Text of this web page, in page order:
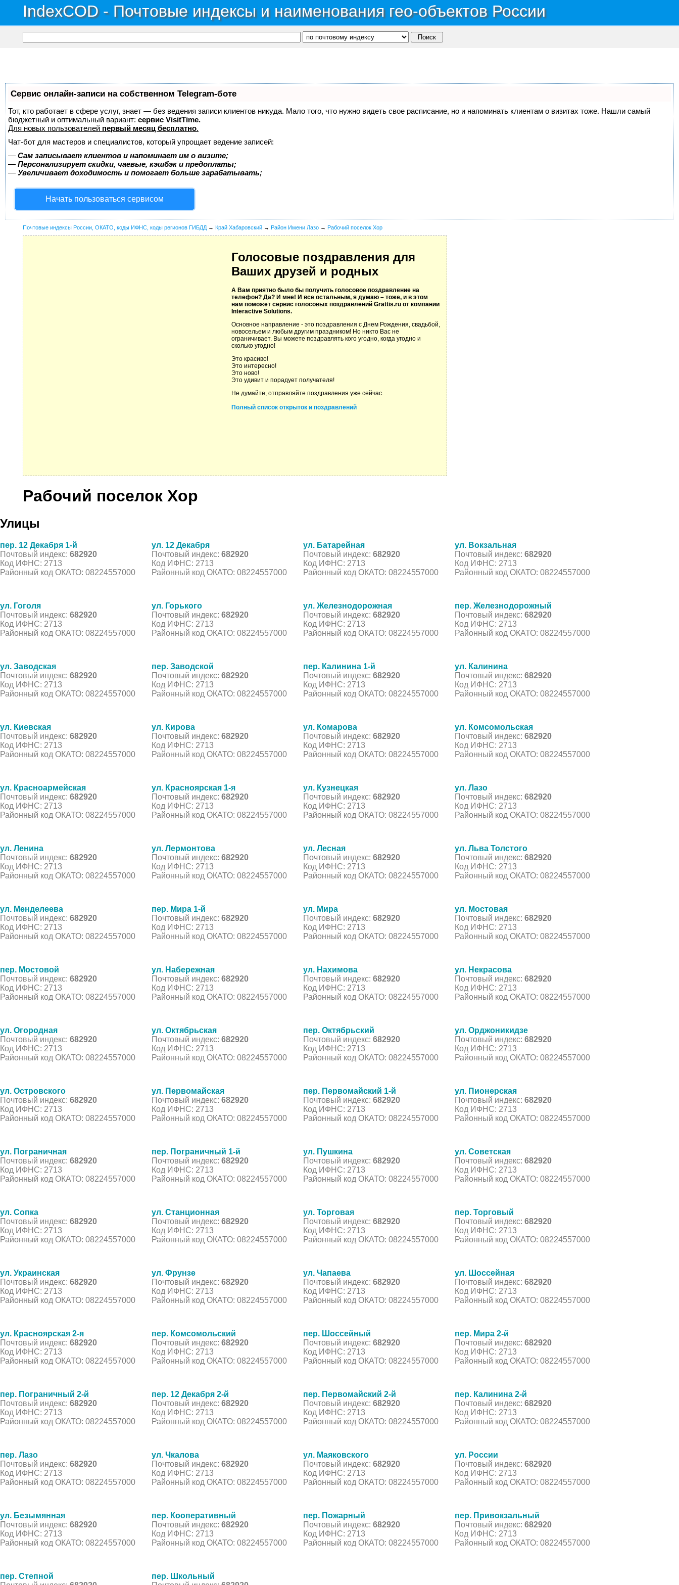
IndexCOD - Почтовые индексы и наименования гео-объектов России
Сервис онлайн-записи на собственном Telegram-боте
Тот, кто работает в сфере услуг, знает — без ведения записи клиентов никуда. Мало того, что нужно видеть свое расписание, но и напоминать клиентам о визитах тоже. Нашли самый
бюджетный и оптимальный вариант: сервис VisitTime.
Для новых пользователей первый месяц бесплатно.
Чат-бот для мастеров и специалистов, который упрощает ведение записей:
— Сам записывает клиентов и напоминает им о визите;
— Персонализирует скидки, чаевые, кэшбэк и предоплаты;
— Увеличивает доходимость и помогает больше зарабатывать;
Начать пользоваться сервисом
Почтовые индексы России, ОКАТО, коды ИФНС, коды регионов ГИБДД → Край Хабаровский → Район Имени Лазо → Рабочий поселок Хор
Голосовые поздравления для
Ваших друзей и родных
А Вам приятно было бы получить голосовое поздравление на
телефон? Да? И мне! И все остальным, я думаю – тоже, и в этом
нам поможет сервис голосовых поздравлений Grattis.ru от компании
Interactive Solutions.
Основное направление - это поздравления с Днем Рождения, свадьбой,
новосельем и любым другим праздником! Но никто Вас не
ограничивает. Вы можете поздравлять кого угодно, когда угодно и
сколько угодно!
Это красиво!
Это интересно!
Это ново!
Это удивит и порадует получателя!
Не думайте, отправляйте поздравления уже сейчас.
Полный список открыток и поздравлений
Рабочий поселок Хор
Улицы
пер. 12 Декабря 1-й
Почтовый индекс: 682920
Код ИФНС: 2713
Районный код ОКАТО: 08224557000
ул. 12 Декабря
Почтовый индекс: 682920
Код ИФНС: 2713
Районный код ОКАТО: 08224557000
ул. Батарейная
Почтовый индекс: 682920
Код ИФНС: 2713
Районный код ОКАТО: 08224557000
ул. Вокзальная
Почтовый индекс: 682920
Код ИФНС: 2713
Районный код ОКАТО: 08224557000
ул. Гоголя
Почтовый индекс: 682920
Код ИФНС: 2713
Районный код ОКАТО: 08224557000
ул. Горького
Почтовый индекс: 682920
Код ИФНС: 2713
Районный код ОКАТО: 08224557000
ул. Железнодорожная
Почтовый индекс: 682920
Код ИФНС: 2713
Районный код ОКАТО: 08224557000
пер. Железнодорожный
Почтовый индекс: 682920
Код ИФНС: 2713
Районный код ОКАТО: 08224557000
ул. Заводская
Почтовый индекс: 682920
Код ИФНС: 2713
Районный код ОКАТО: 08224557000
пер. Заводской
Почтовый индекс: 682920
Код ИФНС: 2713
Районный код ОКАТО: 08224557000
пер. Калинина 1-й
Почтовый индекс: 682920
Код ИФНС: 2713
Районный код ОКАТО: 08224557000
ул. Калинина
Почтовый индекс: 682920
Код ИФНС: 2713
Районный код ОКАТО: 08224557000
ул. Киевская
Почтовый индекс: 682920
Код ИФНС: 2713
Районный код ОКАТО: 08224557000
ул. Кирова
Почтовый индекс: 682920
Код ИФНС: 2713
Районный код ОКАТО: 08224557000
ул. Комарова
Почтовый индекс: 682920
Код ИФНС: 2713
Районный код ОКАТО: 08224557000
ул. Комсомольская
Почтовый индекс: 682920
Код ИФНС: 2713
Районный код ОКАТО: 08224557000
ул. Красноармейская
Почтовый индекс: 682920
Код ИФНС: 2713
Районный код ОКАТО: 08224557000
ул. Красноярская 1-я
Почтовый индекс: 682920
Код ИФНС: 2713
Районный код ОКАТО: 08224557000
ул. Кузнецкая
Почтовый индекс: 682920
Код ИФНС: 2713
Районный код ОКАТО: 08224557000
ул. Лазо
Почтовый индекс: 682920
Код ИФНС: 2713
Районный код ОКАТО: 08224557000
ул. Ленина
Почтовый индекс: 682920
Код ИФНС: 2713
Районный код ОКАТО: 08224557000
ул. Лермонтова
Почтовый индекс: 682920
Код ИФНС: 2713
Районный код ОКАТО: 08224557000
ул. Лесная
Почтовый индекс: 682920
Код ИФНС: 2713
Районный код ОКАТО: 08224557000
ул. Льва Толстого
Почтовый индекс: 682920
Код ИФНС: 2713
Районный код ОКАТО: 08224557000
ул. Менделеева
Почтовый индекс: 682920
Код ИФНС: 2713
Районный код ОКАТО: 08224557000
пер. Мира 1-й
Почтовый индекс: 682920
Код ИФНС: 2713
Районный код ОКАТО: 08224557000
ул. Мира
Почтовый индекс: 682920
Код ИФНС: 2713
Районный код ОКАТО: 08224557000
ул. Мостовая
Почтовый индекс: 682920
Код ИФНС: 2713
Районный код ОКАТО: 08224557000
пер. Мостовой
Почтовый индекс: 682920
Код ИФНС: 2713
Районный код ОКАТО: 08224557000
ул. Набережная
Почтовый индекс: 682920
Код ИФНС: 2713
Районный код ОКАТО: 08224557000
ул. Нахимова
Почтовый индекс: 682920
Код ИФНС: 2713
Районный код ОКАТО: 08224557000
ул. Некрасова
Почтовый индекс: 682920
Код ИФНС: 2713
Районный код ОКАТО: 08224557000
ул. Огородная
Почтовый индекс: 682920
Код ИФНС: 2713
Районный код ОКАТО: 08224557000
ул. Октябрьская
Почтовый индекс: 682920
Код ИФНС: 2713
Районный код ОКАТО: 08224557000
пер. Октябрьский
Почтовый индекс: 682920
Код ИФНС: 2713
Районный код ОКАТО: 08224557000
ул. Орджоникидзе
Почтовый индекс: 682920
Код ИФНС: 2713
Районный код ОКАТО: 08224557000
ул. Островского
Почтовый индекс: 682920
Код ИФНС: 2713
Районный код ОКАТО: 08224557000
ул. Первомайская
Почтовый индекс: 682920
Код ИФНС: 2713
Районный код ОКАТО: 08224557000
пер. Первомайский 1-й
Почтовый индекс: 682920
Код ИФНС: 2713
Районный код ОКАТО: 08224557000
ул. Пионерская
Почтовый индекс: 682920
Код ИФНС: 2713
Районный код ОКАТО: 08224557000
ул. Пограничная
Почтовый индекс: 682920
Код ИФНС: 2713
Районный код ОКАТО: 08224557000
пер. Пограничный 1-й
Почтовый индекс: 682920
Код ИФНС: 2713
Районный код ОКАТО: 08224557000
ул. Пушкина
Почтовый индекс: 682920
Код ИФНС: 2713
Районный код ОКАТО: 08224557000
ул. Советская
Почтовый индекс: 682920
Код ИФНС: 2713
Районный код ОКАТО: 08224557000
ул. Сопка
Почтовый индекс: 682920
Код ИФНС: 2713
Районный код ОКАТО: 08224557000
ул. Станционная
Почтовый индекс: 682920
Код ИФНС: 2713
Районный код ОКАТО: 08224557000
ул. Торговая
Почтовый индекс: 682920
Код ИФНС: 2713
Районный код ОКАТО: 08224557000
пер. Торговый
Почтовый индекс: 682920
Код ИФНС: 2713
Районный код ОКАТО: 08224557000
ул. Украинская
Почтовый индекс: 682920
Код ИФНС: 2713
Районный код ОКАТО: 08224557000
ул. Фрунзе
Почтовый индекс: 682920
Код ИФНС: 2713
Районный код ОКАТО: 08224557000
ул. Чапаева
Почтовый индекс: 682920
Код ИФНС: 2713
Районный код ОКАТО: 08224557000
ул. Шоссейная
Почтовый индекс: 682920
Код ИФНС: 2713
Районный код ОКАТО: 08224557000
ул. Красноярская 2-я
Почтовый индекс: 682920
Код ИФНС: 2713
Районный код ОКАТО: 08224557000
пер. Комсомольский
Почтовый индекс: 682920
Код ИФНС: 2713
Районный код ОКАТО: 08224557000
пер. Шоссейный
Почтовый индекс: 682920
Код ИФНС: 2713
Районный код ОКАТО: 08224557000
пер. Мира 2-й
Почтовый индекс: 682920
Код ИФНС: 2713
Районный код ОКАТО: 08224557000
пер. Пограничный 2-й
Почтовый индекс: 682920
Код ИФНС: 2713
Районный код ОКАТО: 08224557000
пер. 12 Декабря 2-й
Почтовый индекс: 682920
Код ИФНС: 2713
Районный код ОКАТО: 08224557000
пер. Первомайский 2-й
Почтовый индекс: 682920
Код ИФНС: 2713
Районный код ОКАТО: 08224557000
пер. Калинина 2-й
Почтовый индекс: 682920
Код ИФНС: 2713
Районный код ОКАТО: 08224557000
пер. Лазо
Почтовый индекс: 682920
Код ИФНС: 2713
Районный код ОКАТО: 08224557000
ул. Чкалова
Почтовый индекс: 682920
Код ИФНС: 2713
Районный код ОКАТО: 08224557000
ул. Маяковского
Почтовый индекс: 682920
Код ИФНС: 2713
Районный код ОКАТО: 08224557000
ул. России
Почтовый индекс: 682920
Код ИФНС: 2713
Районный код ОКАТО: 08224557000
ул. Безымянная
Почтовый индекс: 682920
Код ИФНС: 2713
Районный код ОКАТО: 08224557000
пер. Кооперативный
Почтовый индекс: 682920
Код ИФНС: 2713
Районный код ОКАТО: 08224557000
пер. Пожарный
Почтовый индекс: 682920
Код ИФНС: 2713
Районный код ОКАТО: 08224557000
пер. Привокзальный
Почтовый индекс: 682920
Код ИФНС: 2713
Районный код ОКАТО: 08224557000
пер. Степной
пер. Школьный